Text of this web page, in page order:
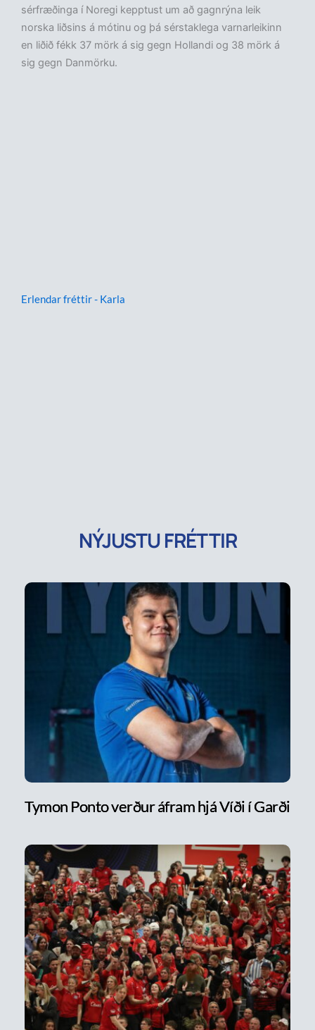
sérfræðinga í Noregi kepptust um að gagnrýna leik
norska liðsins á mótinu og þá sérstaklega varnarleikinn
en liðið fékk 37 mörk á sig gegn Hollandi og 38 mörk á
sig gegn Danmörku.
Erlendar fréttir - Karla
NÝJUSTU FRÉTTIR
Tymon Ponto verður áfram hjá Víði í Garði